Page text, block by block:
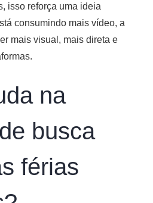
isso reforça uma ideia
consumindo mais vídeo, a
mais visual, mais direta e
na
busca
férias